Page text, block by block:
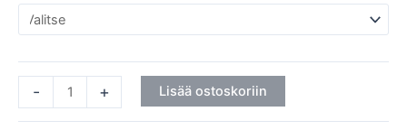
- + Lisää ostoskoriin